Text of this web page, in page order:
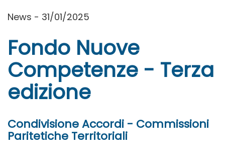
News - 31/01/2025
Fondo Nuove
Competenze - Terza
edizione
Condivisione Accordi - Commissioni
Paritetiche Territoriali